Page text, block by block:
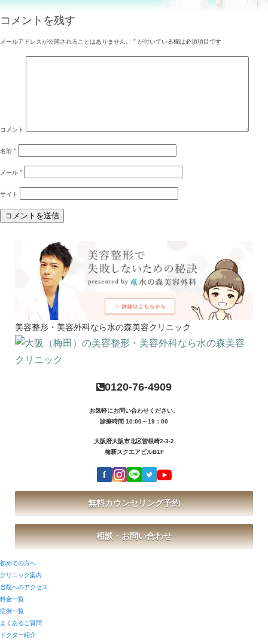
コメントを残す
メールアドレスが公開されることはありません。 * が付いている欄は必須項目です
コメント
名前 *
メール *
サイト
美容整形・美容外科なら水の森美容クリニック
0120-76-4909
お気軽にお問い合わせください。
診療時間 10:00～19：00
大阪府大阪市北区曽根崎2-3-2
梅新スクエアビルB1F
無料カウンセリング予約
相談・お問い合わせ
初めての方へ
クリニック案内
当院へのアクセス
料金一覧
症例一覧
よくあるご質問
ドクター紹介